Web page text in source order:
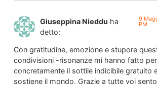
Giuseppina Nieddu ha
detto:
9
PM
Con gratitudine, emozione e stupore
condivisioni -risonanze mi hanno fatto
concretamente il sottile indicibile gratuito
sostiene il mondo. Grazie a tutte voi